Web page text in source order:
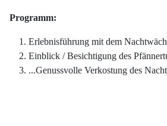
Programm:
Erlebnisführung mit dem
Einblick / Besichtigung des
...Genussvolle Verkostung des